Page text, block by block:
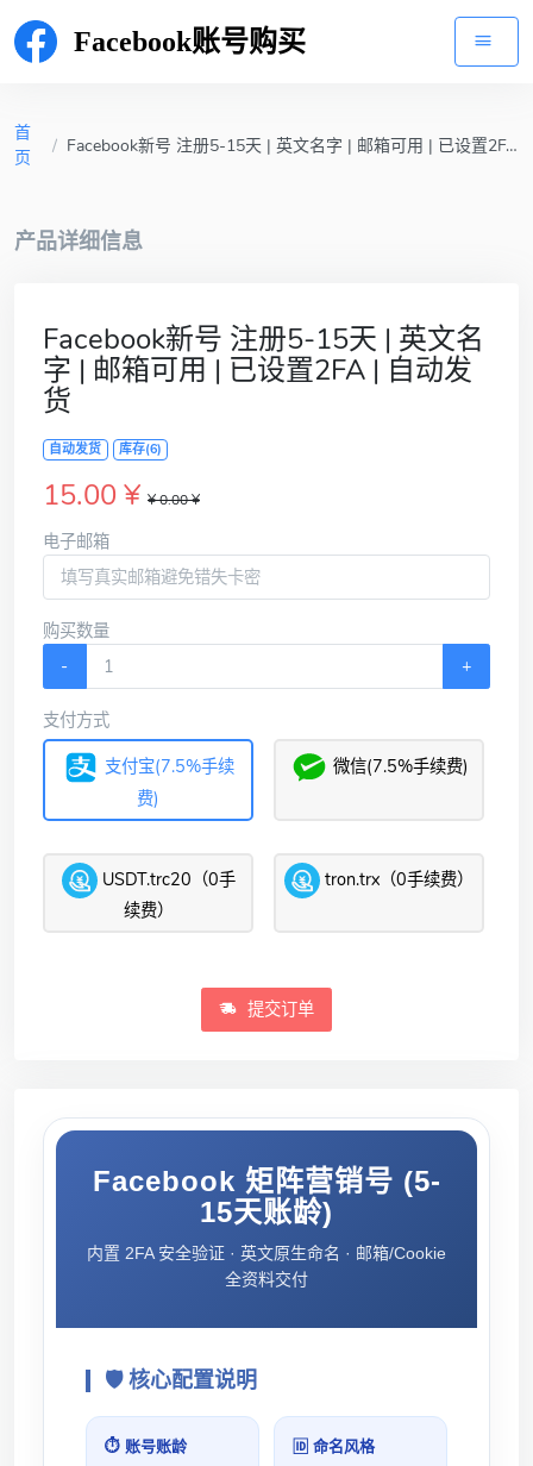
Facebook账号购买
首
页
/ Facebook新号 注册5-15天 | 英文名字 | 邮箱可用 | 已设置2FA | 自动发货
产品详细信息
Facebook新号 注册5-15天 | 英文名
字 | 邮箱可用 | 已设置2FA | 自动发
货
自动发货 库存(6)
15.00 ¥ ¥ 0.00 ¥
电子邮箱
购买数量
-
+
支付方式
支付宝(7.5%手续
费)
微信(7.5%手续费)
USDT.trc20（0手
续费）
tron.trx（0手续费）
提交订单
Facebook 矩阵营销号 (5-
15天账龄)
内置 2FA 安全验证 · 英文原生命名 · 邮箱/Cookie
全资料交付
🛡️ 核心配置说明
⏱️ 账号账龄 🆔 命名风格